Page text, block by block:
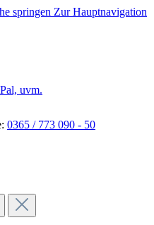
springen Zur Hauptnavigation
uvm.
0365 / 773 090 - 50